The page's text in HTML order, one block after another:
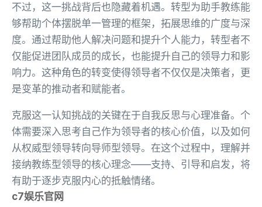
不过，这一挑战背后也隐藏着机遇。转型为助手教练能
够帮助个体摆脱单一管理的框架，拓展思维的广度与深
度。通过帮助他人解决问题和提升个人能力，转型者不
仅能促进团队成员的成长，也能提升自己的领导力和影
响力。这种角色的转变使得领导者不仅仅是决策者，更
是变革的推动者和赋能者。
克服这一认知挑战的关键在于自我反思与心理准备。个
体需要深入思考自己作为领导者的核心价值，以及如何
从权威型领导转向导师型领导。在这个过程中，理解并
接纳教练型领导的核心理念——支持、引导和启发，将
有助于逐步克服内心的抵触情绪。
c7娱乐官网